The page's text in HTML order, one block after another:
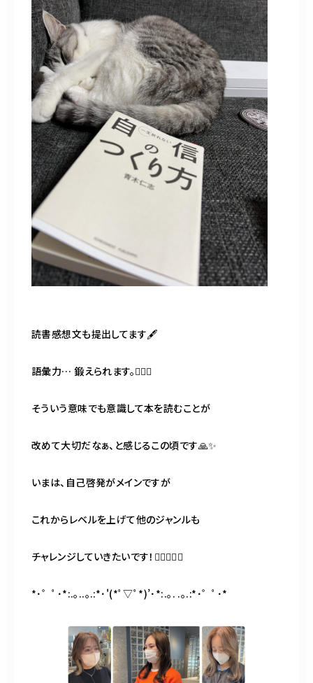
読書感想文も提出してます🖋
語彙力… 鍛えられます。🏋🏼‍♀️
そういう意味でも意識して本を読むことが
改めて大切だなぁ、と感じるこの頃です🙏✨
いまは、自己啓発がメインですが
これからレベルを上げて他のジャンルも
チャレンジしていきたいです！🤾🏽‍♂️✨✨
*･゜ﾟ･*:.｡..｡.:*･'(*ﾟ▽ﾟ*)’･*:.｡. .｡.:*･゜ﾟ･*